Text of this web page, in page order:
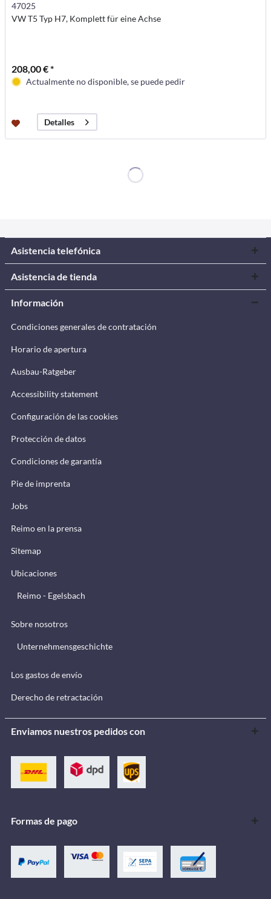
47025
VW T5 Typ H7, Komplett für eine Achse
208,00 € *
Actualmente no disponible, se puede pedir
Detalles
Asistencia telefónica
Asistencia de tienda
Información
Condiciones generales de contratación
Horario de apertura
Ausbau-Ratgeber
Accessibility statement
Configuración de las cookies
Protección de datos
Condiciones de garantía
Pie de imprenta
Jobs
Reimo en la prensa
Sitemap
Ubicaciones
Reimo - Egelsbach
Sobre nosotros
Unternehmensgeschichte
Los gastos de envío
Derecho de retractación
Enviamos nuestros pedidos con
Formas de pago